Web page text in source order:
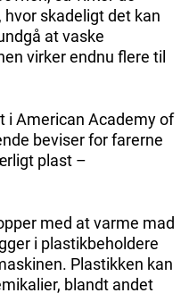
skadeligt det kan
at vaske
virker endnu flere til
i American Academy of
beviser for farerne
plast –
med at varme mad
i plastikbeholdere
Plastikken kan
blandt andet